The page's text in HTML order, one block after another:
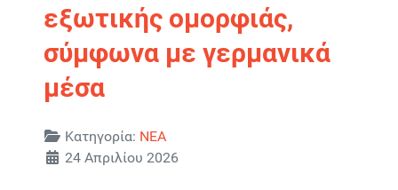
εξωτικής ομορφιάς,
σύμφωνα με γερμανικά
μέσα
Λεπτομέρειες
Κατηγορία: ΝΕΑ
24 Απριλίου 2026